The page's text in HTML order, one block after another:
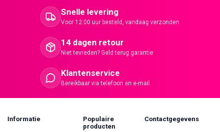
Snelle levering
Voor 12:00 uur besteld, vandaag verzonden
14 dagen retour
Niet tevreden? Geld terug garantie
Klantenservice
Bereikbaar via telefoon en e-mail
Informatie
Populaire
producten
Contactgegevens